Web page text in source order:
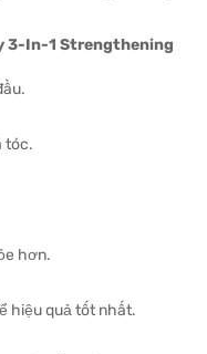
3-In-1 Strengthening
tóc.
hơn.
hiệu quả tốt nhất.